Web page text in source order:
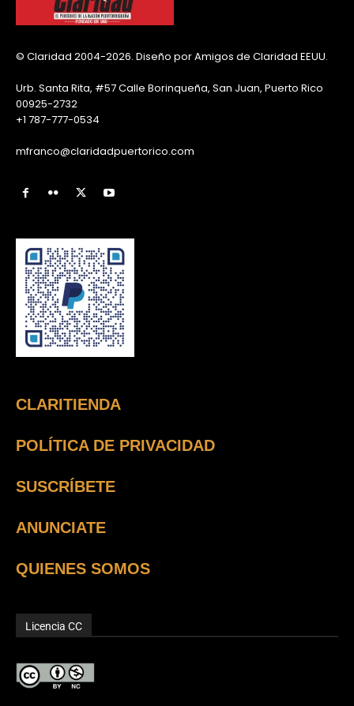
© Claridad 2004-2026. Diseño por Amigos de Claridad EEUU.
Urb. Santa Rita, #57 Calle Borinqueña, San Juan, Puerto Rico
00925-2732
+1 787-777-0534
mfranco@claridadpuertorico.com
CLARITIENDA
POLÍTICA DE PRIVACIDAD
SUSCRÍBETE
ANUNCIATE
QUIENES SOMOS
Licencia CC